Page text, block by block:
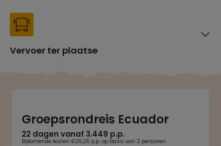
Vervoer ter plaatse
Groepsrondreis Ecuador
22 dagen vanaf 3.449 p.p.
Bijkomende kosten €26,25 p.p. op basis van 2 personen